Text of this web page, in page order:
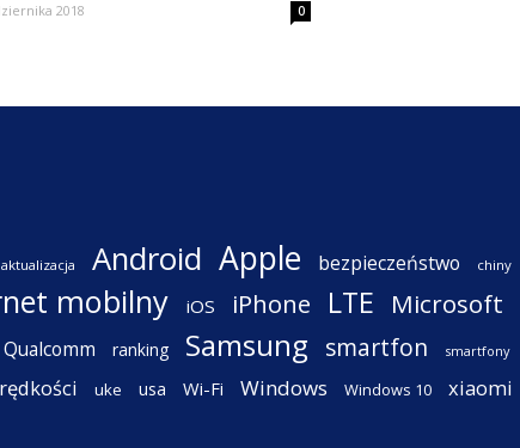
2018 0
aktualizacja Android Apple bezpieczeństwo chiny
mobilny iOS iPhone LTE Microsoft
Qualcomm ranking Samsung smartfon smartfony
uke usa Wi-Fi Windows Windows 10 xiaomi